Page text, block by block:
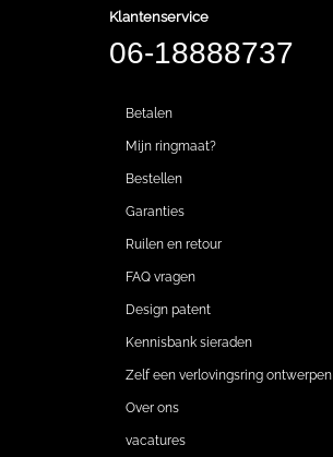
Klantenservice
06-18888737
Betalen
Mijn ringmaat?
Bestellen
Garanties
Ruilen en retour
FAQ vragen
Design patent
Kennisbank sieraden
Zelf een verlovingsring ontwerpen
Over ons
vacatures